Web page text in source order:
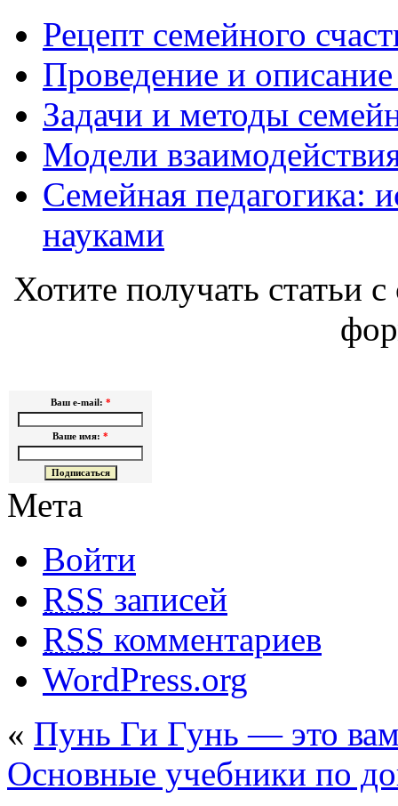
Рецепт семейного
Проведение и описание
Задачи и методы
Модели
Семейная педагогика:
науками
Хотите получать статьи
Ваш e-mail: *
Ваше имя: *
Мета
Войти
RSS записей
RSS комментариев
WordPress.org
« Пунь Ги Гунь — это
Основные учебники по